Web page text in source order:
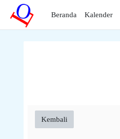
Lewati ke konten utama
Beranda
Kalender
Kembali